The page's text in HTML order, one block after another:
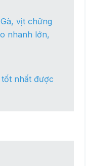
vịt chững
nhanh lớn,
nhất được